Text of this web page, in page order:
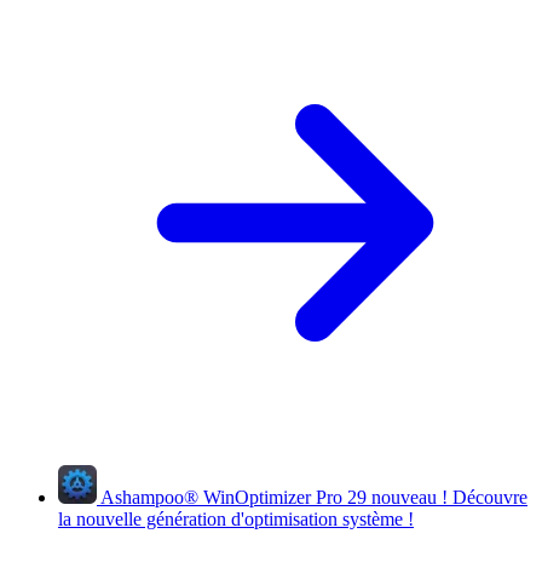
Ashampoo® WinOptimizer Pro 29 nouveau ! Découvre
la nouvelle génération d'optimisation système !